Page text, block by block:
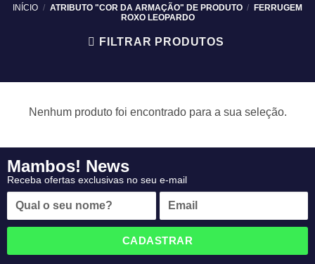
INÍCIO / ATRIBUTO "COR DA ARMAÇÃO" DE PRODUTO / FERRUGEM
ROXO LEOPARDO
FILTRAR PRODUTOS
Nenhum produto foi encontrado para a sua seleção.
Mambos! News
Receba ofertas exclusivas no seu e-mail
CADASTRAR